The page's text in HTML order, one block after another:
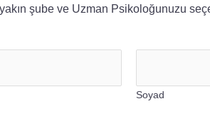
yakın şube ve Uzman Psikoloğunuzu
Soyad